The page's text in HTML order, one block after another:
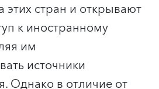
этих стран и открывают
к иностранному
им
источники
Однако в отличие от